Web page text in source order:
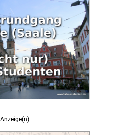
Anzeige(n)